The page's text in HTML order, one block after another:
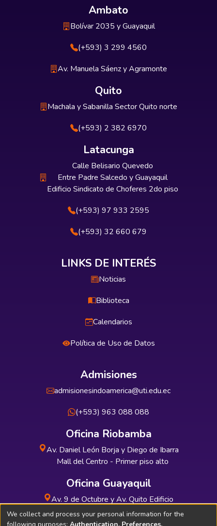
Ambato
Bolívar 2035 y Guayaquil
(+593) 3 299 4560
Av. Manuela Sáenz y Agramonte
Quito
Machala y Sabanilla Sector Quito norte
(+593) 2 382 6970
Latacunga
Calle Belisario Quevedo
Entre Padre Salcedo y Guayaquil
Edificio Sindicato de Choferes 2do piso
(+593) 97 933 2595
(+593) 32 660 679
LINKS DE INTERÉS
Noticias
Biblioteca
Calendarios
Política de Uso de Datos
Admisiones
admisionesindoamerica@uti.edu.ec
(+593) 963 088 088
Oficina Riobamba
Av. Daniel León Borja y Diego de Ibarra
Mall del Centro - Primer piso alto
Oficina Guayaquil
Av. 9 de Octubre y Av. Quito Edificio
INDUAUTO - Planta baja
We collect and process your personal information for the